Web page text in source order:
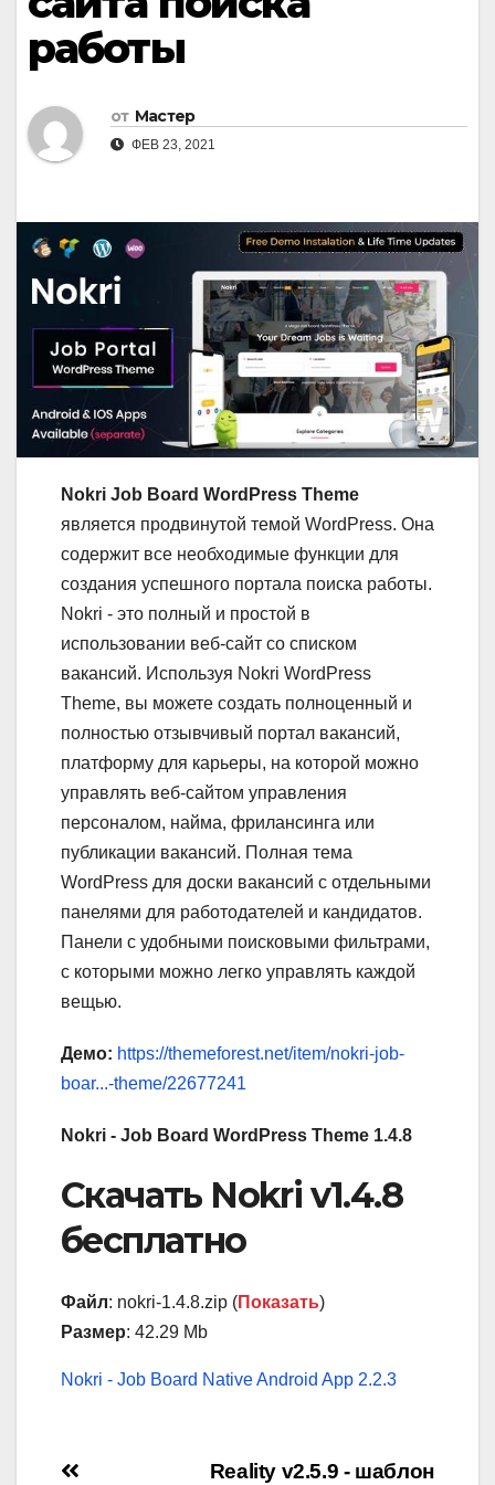
работы
от Мастер
ФЕВ 23, 2021
Nokri Job Board WordPress Theme
является продвинутой темой WordPress. Она
содержит все необходимые функции для
создания успешного портала поиска работы.
Nokri - это полный и простой в
использовании веб-сайт со списком
вакансий. Используя Nokri WordPress
Theme, вы можете создать полноценный и
полностью отзывчивый портал вакансий,
платформу для карьеры, на которой можно
управлять веб-сайтом управления
персоналом, найма, фрилансинга или
публикации вакансий. Полная тема
WordPress для доски вакансий с отдельными
панелями для работодателей и кандидатов.
Панели с удобными поисковыми фильтрами,
с которыми можно легко управлять каждой
вещью.
Демо: https://themeforest.net/item/nokri-job-
boar...-theme/22677241
Nokri - Job Board WordPress Theme 1.4.8
Скачать Nokri v1.4.8
бесплатно
Файл: nokri-1.4.8.zip (Показать)
Размер: 42.29 Mb
Nokri - Job Board Native Android App 2.2.3
Reality v2.5.9 - шаблон